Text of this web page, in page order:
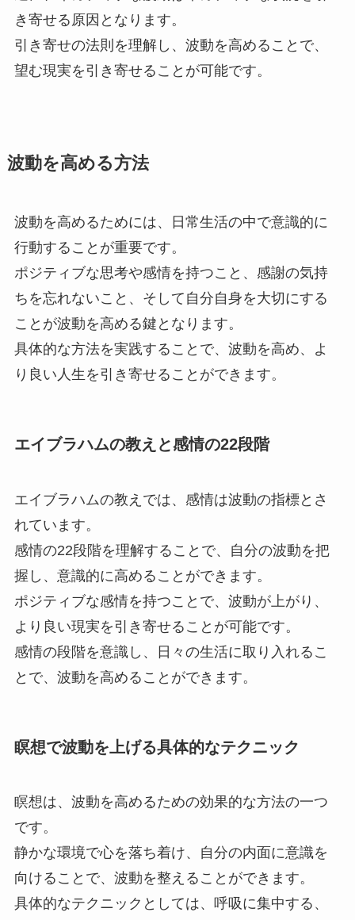
き寄せる原因となります。
引き寄せの法則を理解し、波動を高めることで、
望む現実を引き寄せることが可能です。
波動を高める方法
波動を高めるためには、日常生活の中で意識的に
行動することが重要です。
ポジティブな思考や感情を持つこと、感謝の気持
ちを忘れないこと、そして自分自身を大切にする
ことが波動を高める鍵となります。
具体的な方法を実践することで、波動を高め、よ
り良い人生を引き寄せることができます。
エイブラハムの教えと感情の22段階
エイブラハムの教えでは、感情は波動の指標とさ
れています。
感情の22段階を理解することで、自分の波動を把
握し、意識的に高めることができます。
ポジティブな感情を持つことで、波動が上がり、
より良い現実を引き寄せることが可能です。
感情の段階を意識し、日々の生活に取り入れるこ
とで、波動を高めることができます。
瞑想で波動を上げる具体的なテクニック
瞑想は、波動を高めるための効果的な方法の一つ
です。
静かな環境で心を落ち着け、自分の内面に意識を
向けることで、波動を整えることができます。
具体的なテクニックとしては、呼吸に集中する、